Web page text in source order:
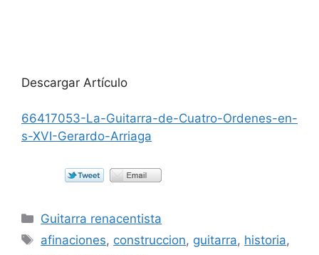
Descargar Artículo
66417053-La-Guitarra-de-Cuatro-Ordenes-en-
s-XVI-Gerardo-Arriaga
Categorías
Guitarra renacentista
Etiquetas
afinaciones, construccion, guitarra, historia,